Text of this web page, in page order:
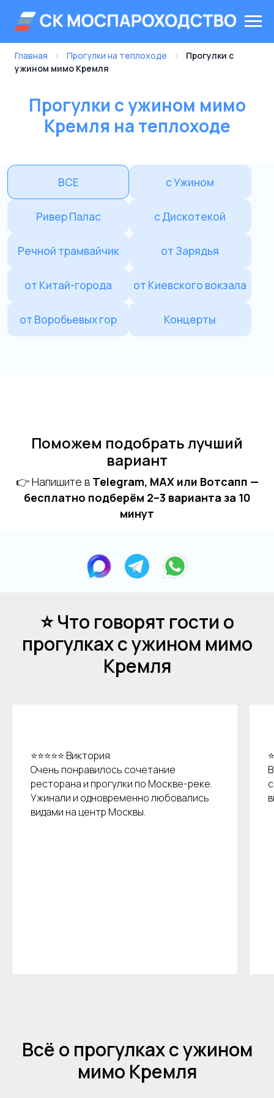
Главная › Прогулки на теплоходе ›
Прогулки с
ужином мимо Кремля
Прогулки с ужином мимо
Кремля на теплоходе
с Дискотекой
Речной трамвайчик от Зарядья
от Киевского вокзала
от Воробьевых гор Концерты
Поможем подобрать лучший
вариант
👉 Напишите в Telegram, MAX или Вотсапп —
бесплатно подберём 2–3 варианта за 10
минут
⭐ Что говорят гости о
прогулках с ужином мимо
Кремля
⭐⭐⭐⭐⭐ Виктория
Очень понравилось сочетание
ресторана и прогулки по Москве-реке.
Ужинали и одновременно любовались
видами на центр Москвы.
Всё о прогулках с ужином
мимо Кремля